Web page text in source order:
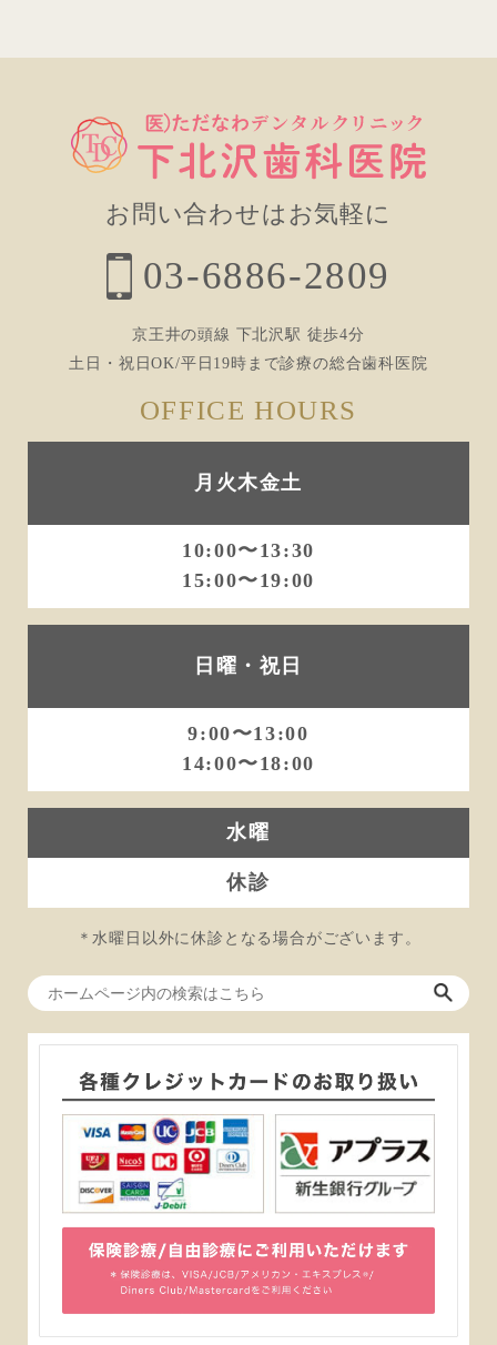
お問い合わせはお気軽に
03-6886-2809
京王井の頭線 下北沢駅 徒歩4分
土日・祝日OK/平日19時まで診療の総合歯科医院
OFFICE HOURS
月火木金土
10:00〜13:30
15:00〜19:00
日曜・祝日
9:00〜13:00
14:00〜18:00
水曜
休診
＊水曜日以外に休診となる場合がございます。